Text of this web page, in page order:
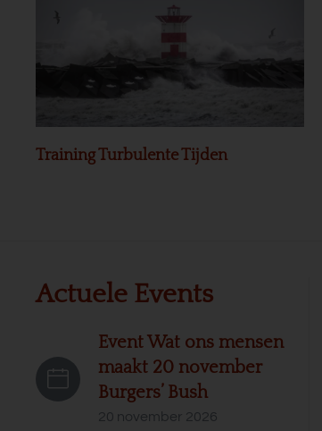
Training Turbulente Tijden
Actuele Events
Event Wat ons mensen
maakt 20 november
Burgers’ Bush
20 november 2026